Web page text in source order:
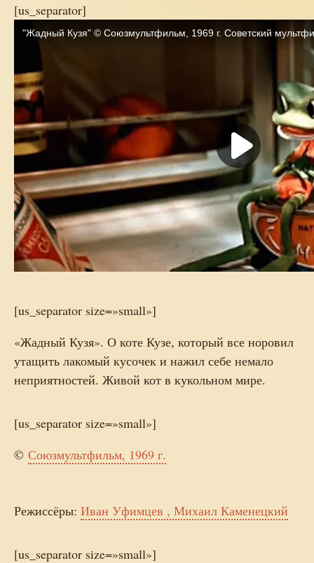
[us_separator]
[us_separator size=»small»]
«Жадный Кузя». О коте Кузе, который все норовил
утащить лакомый кусочек и нажил себе немало
неприятностей. Живой кот в кукольном мире.
[us_separator size=»small»]
© Союзмультфильм, 1969 г.
Режиссёры: Иван Уфимцев , Михаил Каменецкий
[us_separator size=»small»]